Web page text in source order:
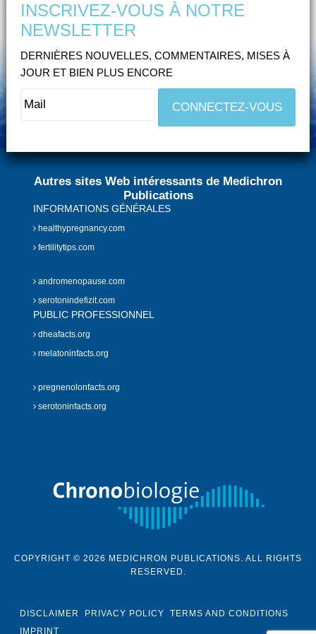
INSCRIVEZ-VOUS À NOTRE
NEWSLETTER
DERNIÈRES NOUVELLES, COMMENTAIRES, MISES À
JOUR ET BIEN PLUS ENCORE
Autres sites Web intéressants de Medichron
Publications
INFORMATIONS GÉNÉRALES
healthypregnancy.com
fertilitytips.com
andromenopause.com
serotonindefizit.com
PUBLIC PROFESSIONNEL
dheafacts.org
melatoninfacts.org
pregnenolonfacts.org
serotoninfacts.org
COPYRIGHT © 2026 MEDICHRON PUBLICATIONS. ALL RIGHTS
RESERVED.
DISCLAIMER PRIVACY POLICY
TERMS AND CONDITIONS
IMPRINT